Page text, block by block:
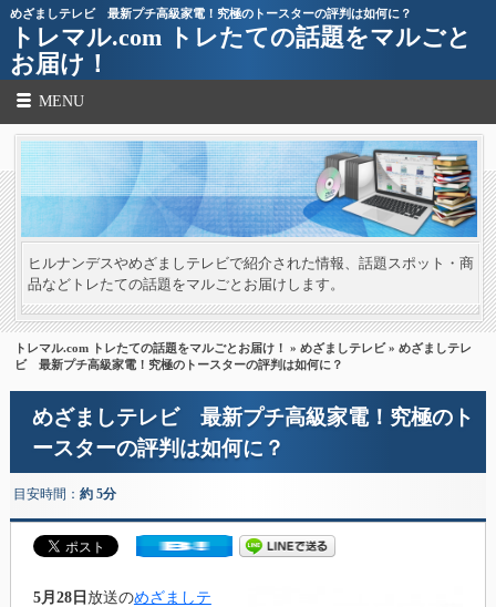
めざましテレビ 最新プチ高級家電！究極のトースターの評判は如何に？
トレマル.com トレたての話題をマルごと
お届け！
MENU
ヒルナンデスやめざましテレビで紹介された情報、話題スポット・商
品などトレたての話題をマルごとお届けします。
トレマル.com トレたての話題をマルごとお届け！ »めざましテレビ» めざましテレ
ビ 最新プチ高級家電！究極のトースターの評判は如何に？
めざましテレビ 最新プチ高級家電！究極のト
ースターの評判は如何に？
目安時間： 約 5分
5月28日 放送のめざましテ